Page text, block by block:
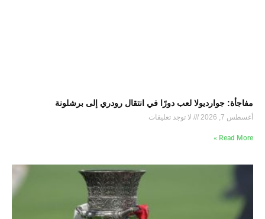
مفاجأة: جوارديولا لعب دورًا في انتقال رودري إلى برشلونة
أغسطس 7, 2026 لا توجد تعليقات
Read More »